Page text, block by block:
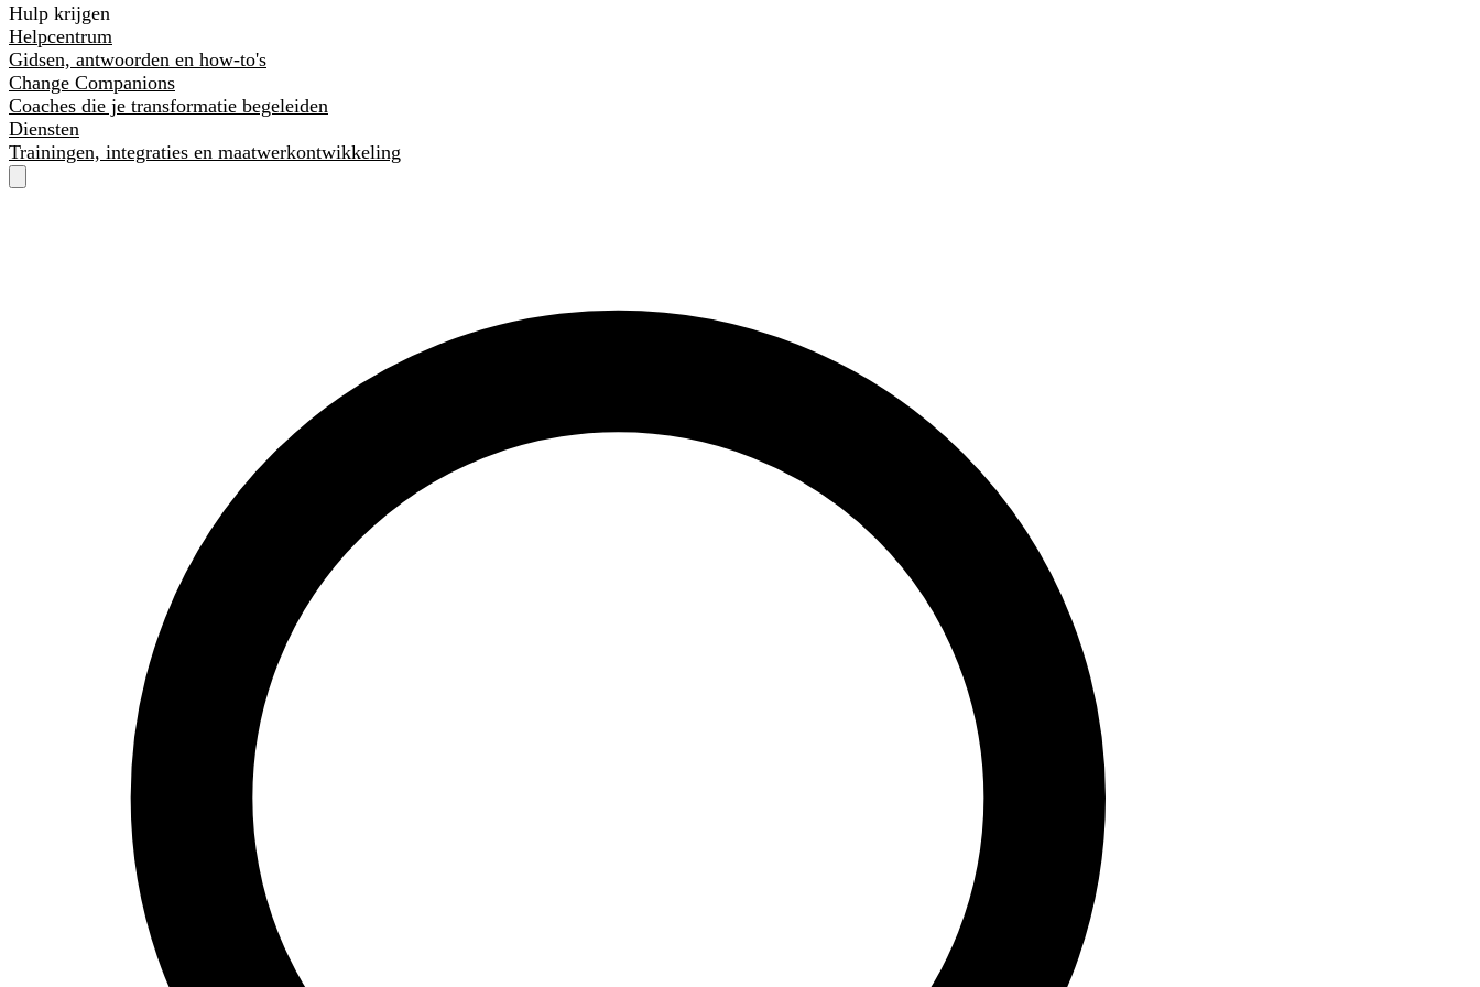
Hulp krijgen
Helpcentrum
Gidsen, antwoorden en how-to's
Change Companions
Coaches die je transformatie begeleiden
Diensten
Trainingen, integraties en maatwerkontwikkeling